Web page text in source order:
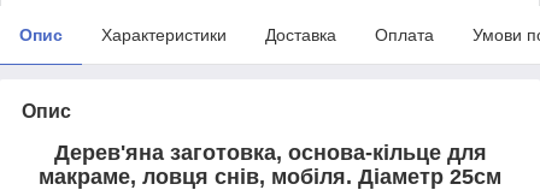
Опис Характеристики Доставка Оплата Умови
Опис
Дерев'яна заготовка, основа-кільце для
макраме, ловця снів, мобіля. Діаметр 25см